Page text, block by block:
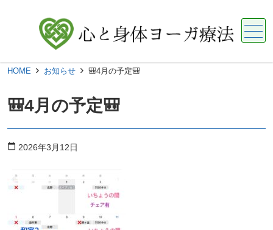
メニュー
HOME お知らせ 🎒4月の予定🎒
🎒4月の予定🎒
calendar_today 2026年3月12日